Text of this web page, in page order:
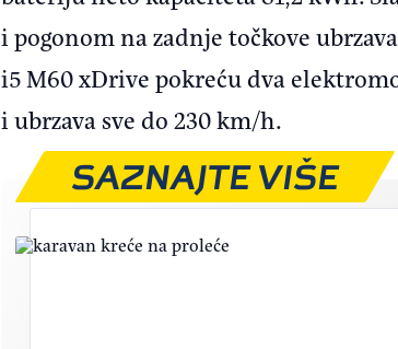
i pogonom na zadnje točkove
i5 M60 xDrive pokreću dva
i ubrzava sve do 230 km/h.
SAZNAJTE VIŠE